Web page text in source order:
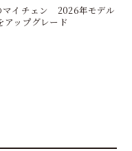
マイチェン 2026年モデル
ップグレード